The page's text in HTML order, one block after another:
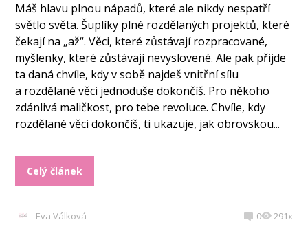
Máš hlavu plnou nápadů, které ale nikdy nespatří
světlo světa. Šuplíky plné rozdělaných projektů, které
čekají na „až“. Věci, které zůstávají rozpracované,
myšlenky, které zůstávají nevyslovené. Ale pak přijde
ta daná chvíle, kdy v sobě najdeš vnitřní sílu
a rozdělané věci jednoduše dokončíš. Pro někoho
zdánlivá maličkost, pro tebe revoluce. Chvíle, kdy
rozdělané věci dokončíš, ti ukazuje, jak obrovskou...
Celý článek
Eva Válková 0 291x